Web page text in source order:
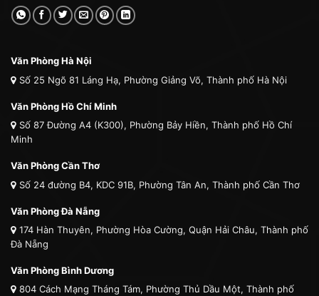
Văn Phòng Hà Nội
Số 25 Ngõ 81 Láng Hạ, Phường Giảng Võ, Thành phố Hà Nội
Văn Phòng Hồ Chí Minh
Số 87 Đường A4 (K300), Phường Bảy Hiền, Thành phố Hồ Chí
Minh
Văn Phòng Cần Thơ
Số 24 đường B4, KDC 91B, Phường Tân An, Thành phố Cần Thơ
Văn Phòng Đà Nẵng
174 Hàn Thuyên, Phường Hòa Cường, Quận Hải Châu, Thành phố
Đà Nẵng
Văn Phòng Bình Dương
804 Cách Mạng Tháng Tám, Phường Thủ Dầu Một, Thành phố